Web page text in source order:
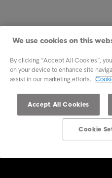
We use cookies on this
By clicking “Accept All Cookies”,
on your device to enhance site
assist in our marketing efforts.
Accept All Cookies
Cookie